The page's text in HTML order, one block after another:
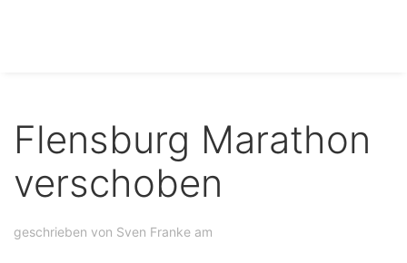
Flensburg Marathon
verschoben
geschrieben von Sven Franke am